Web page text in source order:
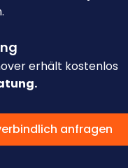
erhält kostenlos
anfragen